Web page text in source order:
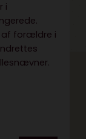
i
af forældre i